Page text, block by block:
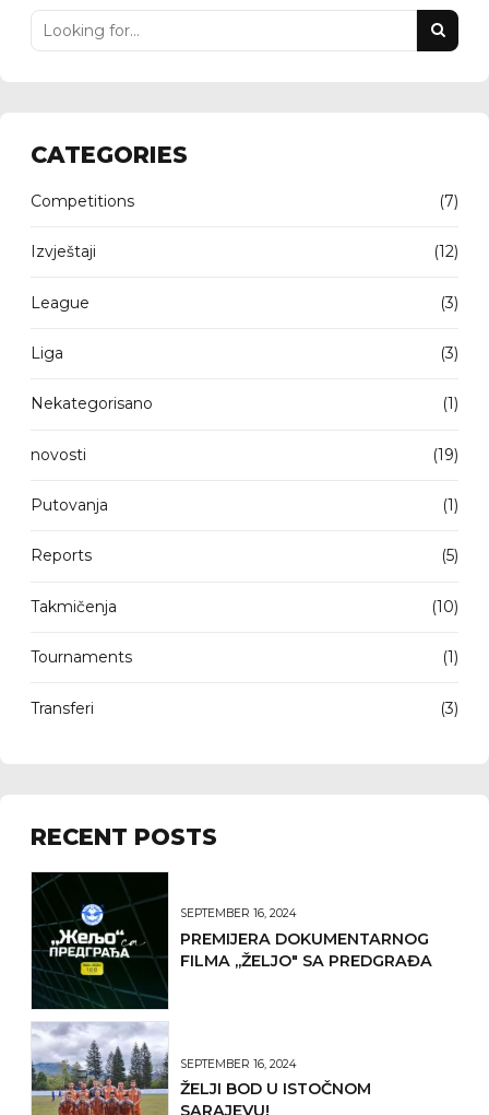
CATEGORIES
Competitions (7)
Izvještaji (12)
League (3)
Liga (3)
Nekategorisano (1)
novosti (19)
Putovanja (1)
Reports (5)
Takmičenja (10)
Tournaments (1)
Transferi (3)
RECENT POSTS
SEPTEMBER 16, 2024
PREMIJERA DOKUMENTARNOG
FILMA ,,ŽELJO" SA PREDGRAĐA
SEPTEMBER 16, 2024
ŽELJI BOD U ISTOČNOM